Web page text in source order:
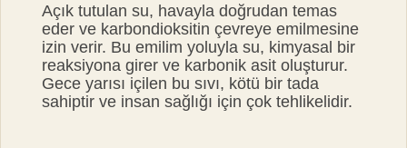
Açık tutulan su, havayla doğrudan temas
eder ve karbondioksitin çevreye emilmesine
izin verir. Bu emilim yoluyla su, kimyasal bir
reaksiyona girer ve karbonik asit oluşturur.
Gece yarısı içilen bu sıvı, kötü bir tada
sahiptir ve insan sağlığı için çok tehlikelidir.